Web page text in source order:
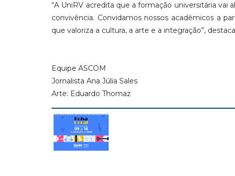
“A UniRV acredita que a formação universitária vai
convivência. Convidamos nossos acadêmicos a
que valoriza a cultura, a arte e a integração”,
Equipe ASCOM
Jornalista Ana Júlia Sales
Arte: Eduardo Thomaz